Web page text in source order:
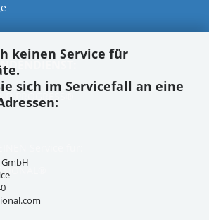
keinen Service für
sich im Servicefall an eine
PROGRESS®
Service für: